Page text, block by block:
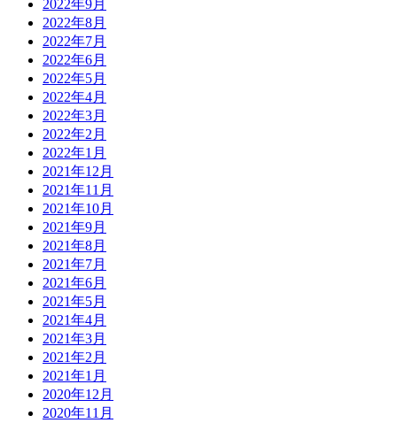
2022年9月
2022年8月
2022年7月
2022年6月
2022年5月
2022年4月
2022年3月
2022年2月
2022年1月
2021年12月
2021年11月
2021年10月
2021年9月
2021年8月
2021年7月
2021年6月
2021年5月
2021年4月
2021年3月
2021年2月
2021年1月
2020年12月
2020年11月